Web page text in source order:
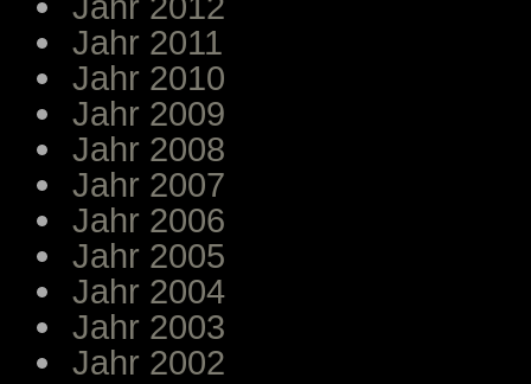
Jahr 2011
Jahr 2010
Jahr 2009
Jahr 2008
Jahr 2007
Jahr 2006
Jahr 2005
Jahr 2004
Jahr 2003
Jahr 2002